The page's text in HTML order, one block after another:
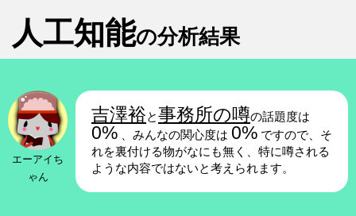
人工知能の分析結果
エーアイち
ゃん
吉澤裕と事務所の噂の話題度は
0% 、みんなの関心度は 0% ですので、そ
れを裏付ける物がなにも無く、特に噂される
ような内容ではないと考えられます。